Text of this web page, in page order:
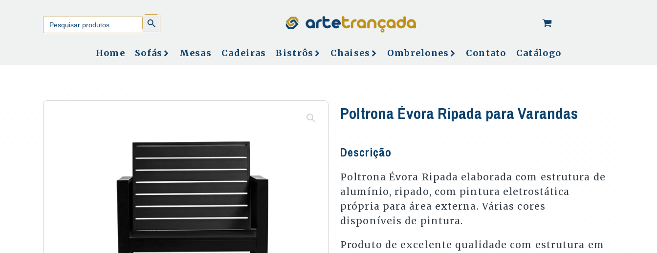
Search
for:
SEARCH
BUTTON
Home Sofás Mesas Cadeiras Bistrôs Chaises Ombrelones Contato Catálogo
Poltrona Évora Ripada para Varandas
Descrição
Poltrona Évora Ripada elaborada com estrutura de
alumínio, ripado, com pintura eletrostática
própria para área externa. Várias cores
disponíveis de pintura.
Produto de excelente qualidade com estrutura em